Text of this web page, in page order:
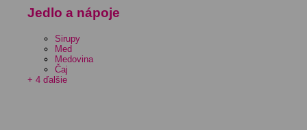
Jedlo a nápoje
Sirupy
Med
Medovina
Čaj
+ 4 ďalšie